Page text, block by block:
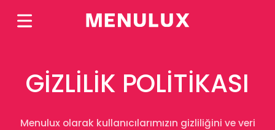
GİZLİLİK POLİTİKASI
Menulux olarak kullanıcılarımızın gizliliğini ve veri